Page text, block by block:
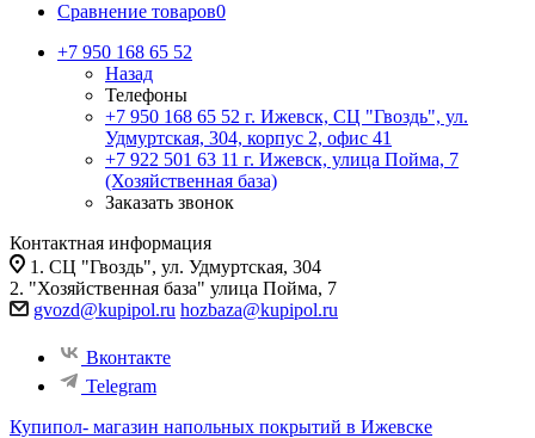
Сравнение товаров0
+7 950 168 65 52
Назад
Телефоны
+7 950 168 65 52 г. Ижевск, СЦ "Гвоздь", ул.
Удмуртская, 304, корпус 2, офис 41
+7 922 501 63 11 г. Ижевск, улица Пойма, 7
(Хозяйственная база)
Заказать звонок
Контактная информация
1. СЦ "Гвоздь", ул. Удмуртская, 304
2. "Хозяйственная база" улица Пойма, 7
gvozd@kupipol.ru hozbaza@kupipol.ru
Вконтакте
Telegram
Купипол- магазин напольных покрытий в Ижевске